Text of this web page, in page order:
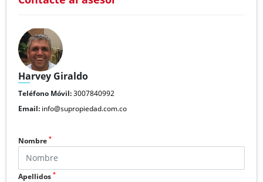
Harvey Giraldo
Teléfono Móvil:3007840992
Email: info@supropiedad.com.co
Nombre *
Apellidos *